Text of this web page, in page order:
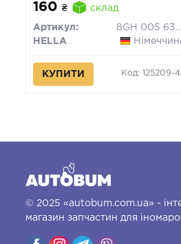
160 ₴ склад
Артикул:
8GH 005 636-121
HELLA
КУПИТИ Код: 125209-
© 2025 «autobum.com.ua» -
магазин запчастин для